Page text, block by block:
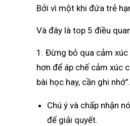
Bởi vì một khi đứa trẻ
Và đây là top 5 điều
1. Đừng bỏ qua cảm
hơn để áp chế cảm xúc
bài học hay, cần ghi
Chú ý và chấp nhận
để giải quyết.